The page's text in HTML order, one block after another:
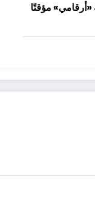
«أرقامي» مؤقتًا